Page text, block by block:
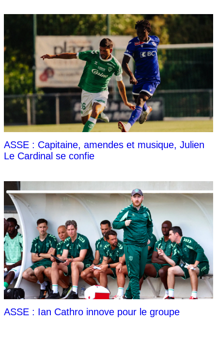
ASSE : Capitaine, amendes et musique, Julien
Le Cardinal se confie
ASSE : Ian Cathro innove pour le groupe